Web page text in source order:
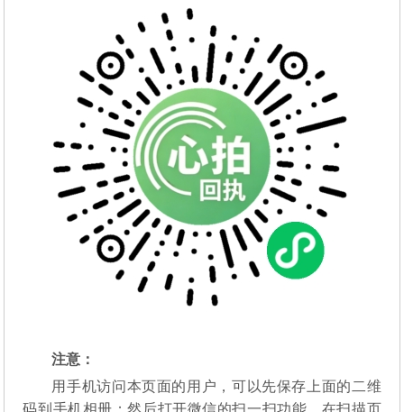
注意：
用手机访问本页面的用户，可以先保存上面的二维